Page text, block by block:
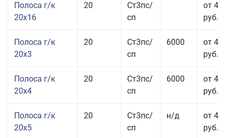
Полоса г/к
20x16
20
Ст3пс/
сп
от 48
руб.
Полоса г/к
20x3
20
Ст3пс/
сп
6000
от 47
руб.
Полоса г/к
20x4
20
Ст3пс/
сп
6000
от 44
руб.
Полоса г/к
20x5
20
Ст3пс/
сп
н/д
от 43
руб.